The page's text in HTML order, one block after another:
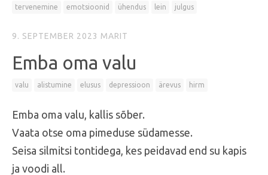
tervenemine emotsioonid ühendus lein julgus
9. SEPTEMBER 2023 MARIT
Emba oma valu
valu alistumine elusus depressioon ärevus hirm
Emba oma valu, kallis sõber.
Vaata otse oma pimeduse südamesse.
Seisa silmitsi tontidega, kes peidavad end su kapis
ja voodi all.